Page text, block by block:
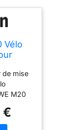
Vélo
4,0"
à 100
de mise
M20
de 48
€